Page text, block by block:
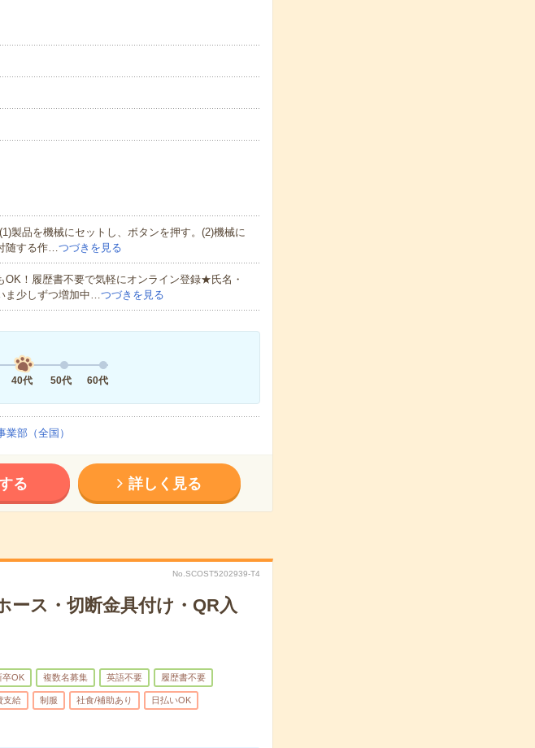
製品を機械にセットし、ボタンを押す。(2)機械に
随する作…つづきを見る
！履歴書不要で気軽にオンライン登録★氏名・
ま少しずつ増加中…つづきを見る
40代 50代 60代
部（全国）
る 詳しく見る
No.SCOST5202939-T4
ース・切断金具付け・QR入
卒OK 複数名募集 英語不要 履歴書不要
支給 制服 社食/補助あり 日払いOK